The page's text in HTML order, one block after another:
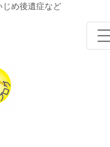
め後遺症など